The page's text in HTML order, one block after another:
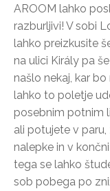
AROOM lahko
razburljivi! V sobi
lahko preizkusite
na ulici Király pa
našlo nekaj, kar
lahko to poletje
posebnim potnim
ali potujete v
nalepke in v
tega se lahko
sob pobega po